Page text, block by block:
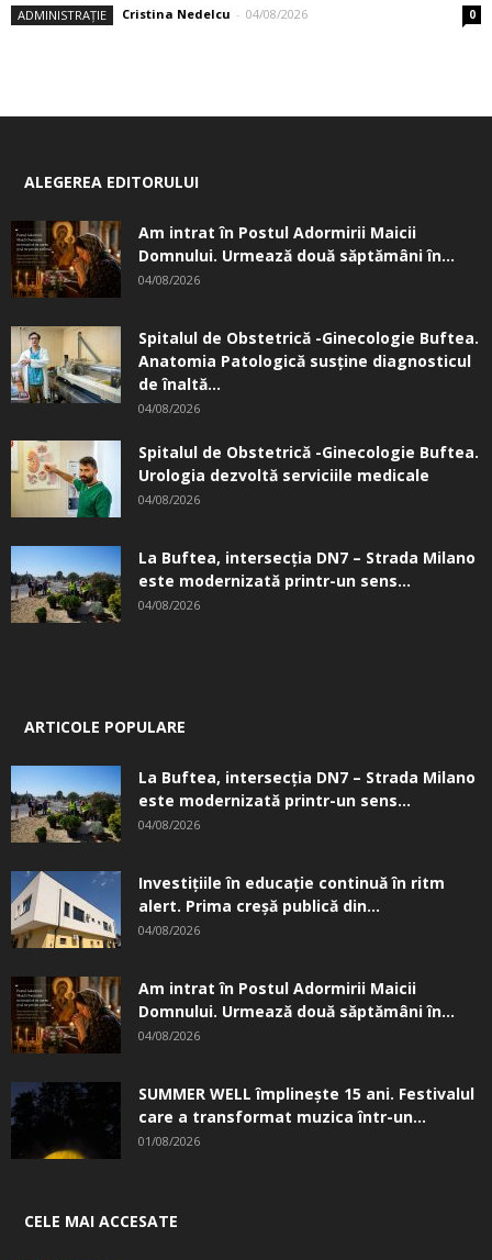
ADMINISTRAȚIE Cristina Nedelcu - 04/08/2026 0
ALEGEREA EDITORULUI
Am intrat în Postul Adormirii Maicii
Domnului. Urmează două săptămâni în...
04/08/2026
Spitalul de Obstetrică -Ginecologie Buftea.
Anatomia Patologică susţine diagnosticul
de înaltă...
04/08/2026
Spitalul de Obstetrică -Ginecologie Buftea.
Urologia dezvoltă serviciile medicale
04/08/2026
La Buftea, intersecţia DN7 – Strada Milano
este modernizată printr-un sens...
04/08/2026
ARTICOLE POPULARE
La Buftea, intersecţia DN7 – Strada Milano
este modernizată printr-un sens...
04/08/2026
Investițiile în educație continuă în ritm
alert. Prima creşă publică din...
04/08/2026
Am intrat în Postul Adormirii Maicii
Domnului. Urmează două săptămâni în...
04/08/2026
SUMMER WELL împlinește 15 ani. Festivalul
care a transformat muzica într-un...
01/08/2026
CELE MAI ACCESATE